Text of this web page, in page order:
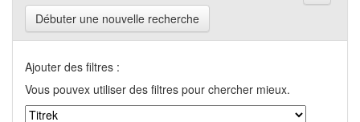
Débuter une nouvelle recherche
Ajouter des filtres :
Vous pouvex utiliser des filtres pour chercher mieux.